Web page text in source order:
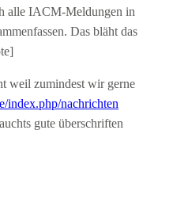
alle IACM-Meldungen in
Das bläht das
weil zumindest wir gerne
index.php/nachrichten
gute überschriften